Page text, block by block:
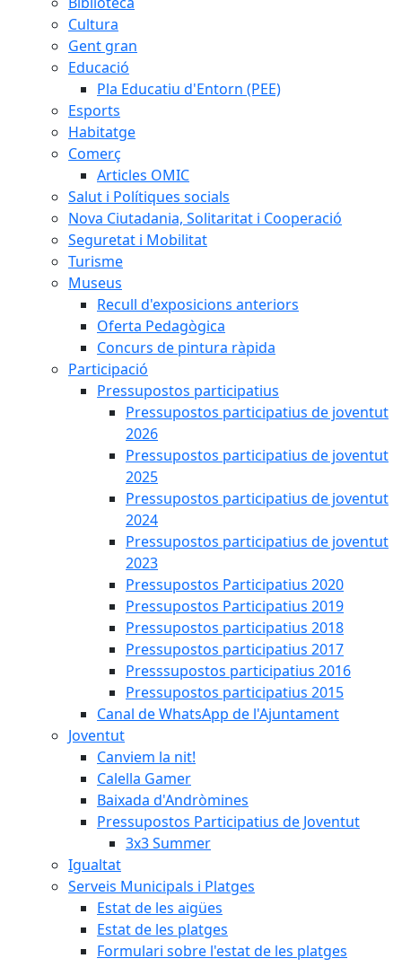
Cultura
Gent gran
Educació
Pla Educatiu d'Entorn (PEE)
Esports
Habitatge
Comerç
Articles OMIC
Salut i Polítiques socials
Nova Ciutadania, Solitaritat i Cooperació
Seguretat i Mobilitat
Turisme
Museus
Recull d'exposicions anteriors
Oferta Pedagògica
Concurs de pintura ràpida
Participació
Pressupostos participatius
Pressupostos participatius de joventut
2026
Pressupostos participatius de joventut
2025
Pressupostos participatius de joventut
2024
Pressupostos participatius de joventut
2023
Pressupostos Participatius 2020
Pressupostos Participatius 2019
Pressupostos participatius 2018
Pressupostos participatius 2017
Presssupostos participatius 2016
Pressupostos participatius 2015
Canal de WhatsApp de l'Ajuntament
Joventut
Canviem la nit!
Calella Gamer
Baixada d'Andròmines
Pressupostos Participatius de Joventut
3x3 Summer
Igualtat
Serveis Municipals i Platges
Estat de les aigües
Estat de les platges
Formulari sobre l'estat de les platges